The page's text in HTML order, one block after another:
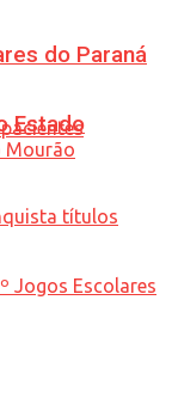
do Paraná
Estado